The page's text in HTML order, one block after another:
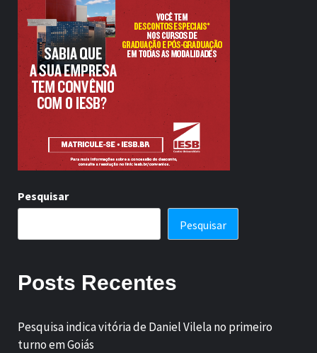
Pesquisar
Pesquisar
Posts Recentes
Pesquisa indica vitória de Daniel Vilela no primeiro
turno em Goiás